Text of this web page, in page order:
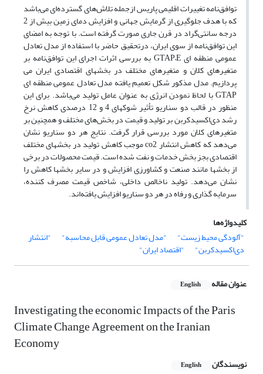
توافق‌نامه تغییرات اقلیمی پاریس ازجمله تلاش‌های گسترده‌ای می‌باشد
که با هدف جلوگیری از گرمایش جهانی و افزایش دمای زمین بیش از 2
درجه سانتی‌گراد در قرن جاری صورت گرفته ‌است. با توجه به امضای‌
این توافق‌نامه از سوی ایران، درتحقیق حاضر با استفاده از مدل تعادل
عمومی منطقه ای GTAP–E به بررسی اثرات اجرای این توافق‌نامه بر
متغیر‌های کلان و متغیرهای مختلف در بخشهای اقتصادی ایران می
پردازیم. مدل مذکور شکل تعمیم یافته مدل تعادل عمومی منطقه ای
GTAP با لحاظ نمودن انرژی به عنوان عامل تولید می‌باشد. برای این
منظور در قالب دو سناریو تأثیر شوکهای 4 و 12 درصدی کاهش نرخ
رشد دی‌اکسید‌کربن بر تولید و قیمت در بخش‌های مختلف و همچنین بر
متغیر‌های کلان مورد بررسی قرار گرفت. نتایج هر دو سناریو نشان
می‌دهد که کاهش انتشار co2 موجب کاهش تولید در بخشهای مختلف
اقتصادی بجز بخش خدمات و نفت شده است. قیمت محصولات در برخی
از بخشها مانند صنعت و کشاورزی افزایش و در سایر بخشها کاهش را
نشان می‌دهد. تولید ناخالص داخلی، شاخص قیمت مصرف کننده،
سرمایه گذاری و رفاه در هر دو سناریو افزایش یافته‌اند.
کلیدواژه‌ها
"آلودگی محیط زیست"
"مدل تعادل عمومی قابل محاسبه" "انتشار
دی‌اکسید‌کربن" "اقتصاد ایران"
عنوان مقاله English
Investigating the economic Impacts of the Paris
Climate Change Agreement on the Iranian
Economy
نویسندگان English